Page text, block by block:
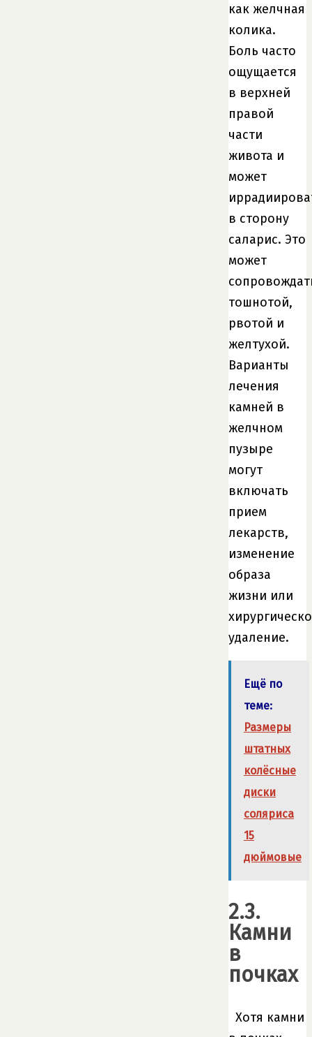
как желчная
колика.
Боль часто
ощущается
в верхней
правой
части
живота и
может
в сторону
саларис. Это
может
тошнотой,
рвотой и
желтухой.
Варианты
лечения
камней в
желчном
пузыре
могут
включать
прием
лекарств,
изменение
образа
жизни или
удаление.
Ещё по
теме:
Размеры
штатных
колёсные
диски
соляриса
15
дюймовые
2.3.
Камни
в
почках
Хотя камни